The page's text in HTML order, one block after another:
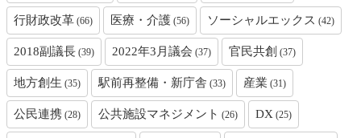
行財政改革 (66) 医療・介護 (56) ソーシャルエックス (42)
2018副議長 (39) 2022年3月議会 (37) 官民共創 (37)
地方創生 (35) 駅前再整備・新庁舎 (33) 産業 (31)
公民連携 (28) 公共施設マネジメント (26) DX (25)